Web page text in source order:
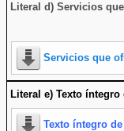
Literal d) Servicios
Servicios que
Literal e) Texto
Texto íntegro